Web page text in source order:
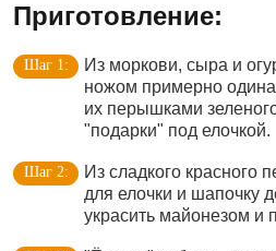
Приготовление:
Из моркови, сыра и
ножом примерно
их перышками
"подарки" под елочкой.
Из сладкого красного
для елочки и шапочку
украсить майонезом и